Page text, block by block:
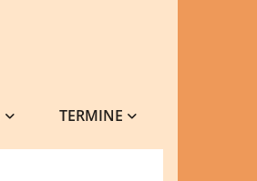
TERMINE